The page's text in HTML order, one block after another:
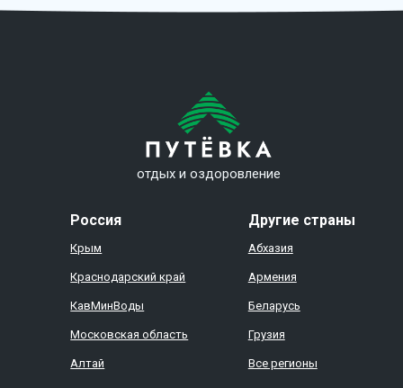
отдых и оздоровление
Россия
Крым
Краснодарский край
КавМинВоды
Московская область
Алтай
Другие страны
Абхазия
Армения
Беларусь
Грузия
Все регионы